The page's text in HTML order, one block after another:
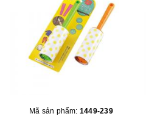
Mã sản phẩm: 1449-239